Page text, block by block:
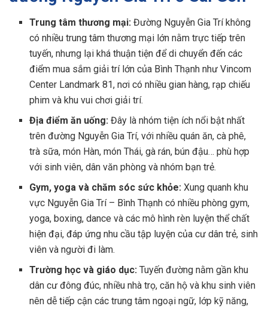
Trung tâm thương mại: Đường Nguyễn Gia Trí không
có nhiều trung tâm thương mại lớn nằm trực tiếp trên
tuyến, nhưng lại khá thuận tiện để di chuyển đến các
điểm mua sắm giải trí lớn của Bình Thạnh như Vincom
Center Landmark 81, nơi có nhiều gian hàng, rạp chiếu
phim và khu vui chơi giải trí.
Địa điểm ăn uống: Đây là nhóm tiện ích nổi bật nhất
trên đường Nguyễn Gia Trí, với nhiều quán ăn, cà phê,
trà sữa, món Hàn, món Thái, gà rán, bún đậu… phù hợp
với sinh viên, dân văn phòng và nhóm bạn trẻ.
Gym, yoga và chăm sóc sức khỏe: Xung quanh khu
vực Nguyễn Gia Trí – Bình Thạnh có nhiều phòng gym,
yoga, boxing, dance và các mô hình rèn luyện thể chất
hiện đại, đáp ứng nhu cầu tập luyện của cư dân trẻ, sinh
viên và người đi làm.
Trường học và giáo dục: Tuyến đường nằm gần khu
dân cư đông đúc, nhiều nhà trọ, căn hộ và khu sinh viên
nên dễ tiếp cận các trung tâm ngoại ngữ, lớp kỹ năng,